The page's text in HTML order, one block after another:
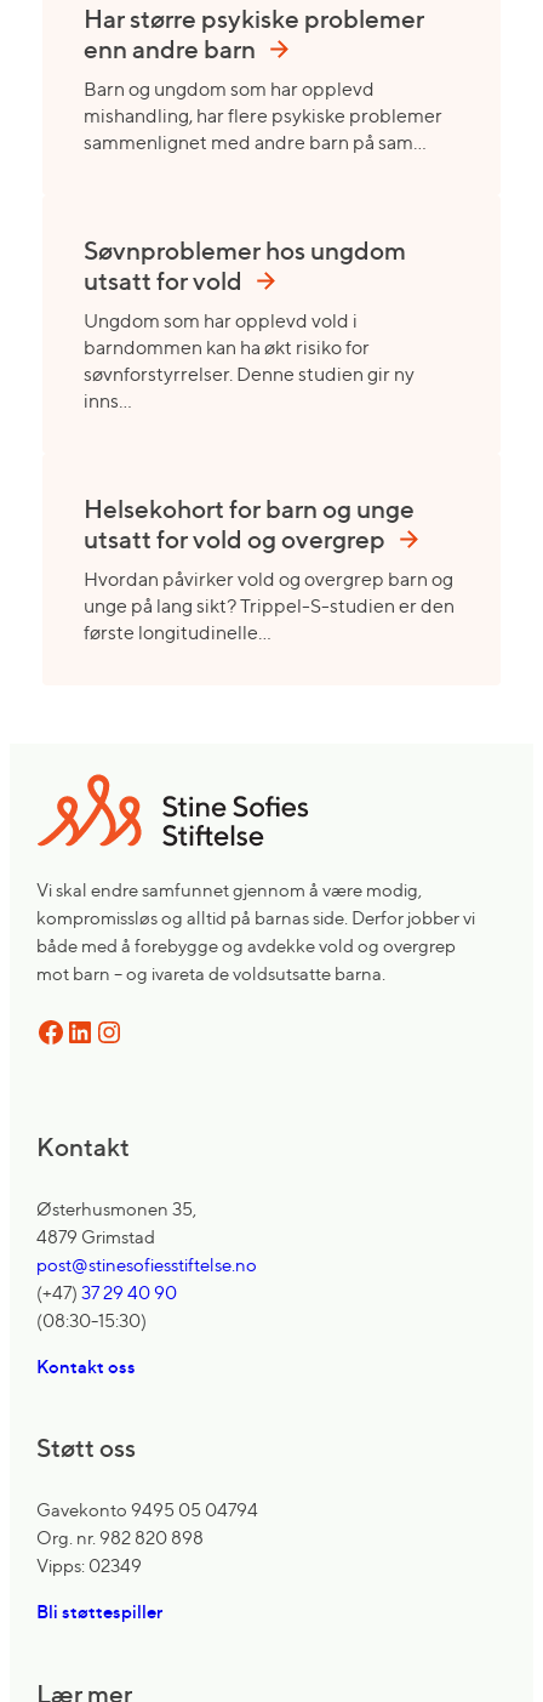
Har større psykiske problemer
enn andre barn
Barn og ungdom som har opplevd
mishandling, har flere psykiske problemer
sammenlignet med andre barn på sam…
Søvnproblemer hos ungdom
utsatt for vold
Ungdom som har opplevd vold i
barndommen kan ha økt risiko for
søvnforstyrrelser. Denne studien gir ny
inns…
Helsekohort for barn og unge
utsatt for vold og overgrep
Hvordan påvirker vold og overgrep barn og
unge på lang sikt? Trippel-S-studien er den
første longitudinelle…
Vi skal endre samfunnet gjennom å være modig,
kompromissløs og alltid på barnas side. Derfor jobber vi
både med å forebygge og avdekke vold og overgrep
mot barn – og ivareta de voldsutsatte barna.
Facebook LinkedIn Instagram
Kontakt
Østerhusmonen 35,
4879 Grimstad
post@stinesofiesstiftelse.no
(+47)37 29 40 90
(08:30-15:30)
Kontakt oss
Støtt oss
Gavekonto 9495 05 04794
Org. nr. 982 820 898
Vipps: 02349
Bli støttespiller
Lær mer